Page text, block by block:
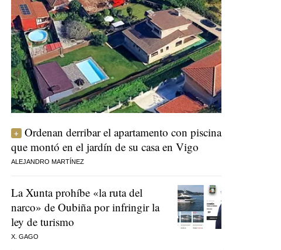
Ordenan derribar el apartamento con piscina
que montó en el jardín de su casa en Vigo
ALEJANDRO MARTÍNEZ
La Xunta prohíbe «la ruta del
narco» de Oubiña por infringir la
ley de turismo
X. GAGO